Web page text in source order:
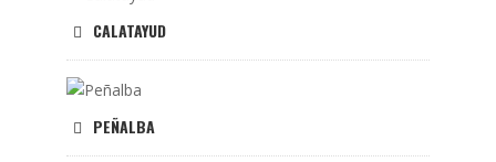
CALATAYUD
PEÑALBA